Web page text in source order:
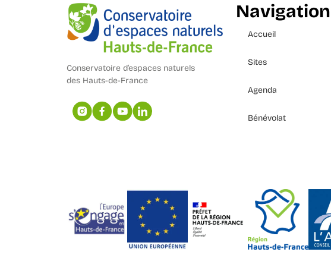
Conservatoire d’espaces naturels
des Hauts-de-France
Navigation
Accueil
Sites
Agenda
Bénévolat